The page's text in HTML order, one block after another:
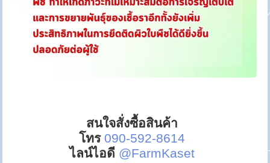
สนใจสั่งซื้อสินค้า
โทร 090-592-8614
ไลน์ไอดี @FarmKaset